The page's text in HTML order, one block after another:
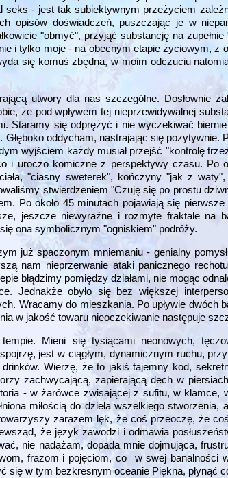
seks - jest tak subiektywnym przeżyciem
opisów doświadczeń, puszczając je w
"obmyć", przyjąć substancję na
i tylko moje - na obecnym etapie życiowym, z
się komuś zbędna, w moim odczuciu
utwory dla nas szczególne. Dosłownie
że pod wpływem tej nieprzewidywalnej
Staramy się odprężyć i nie wyczekiwać
oddycham, nastrajając się pozytywnie.
wyjściem każdy musiał przejść "kontrolę
i uroczo komiczne z perspektywy czasu. Po
"ciasny sweterek", kończyny "jak z waty",
stwierdzeniem "Czuję się po prostu
Po około 45 minutach pojawiają się
jeszcze niewyraźne i rozmyte fraktale na
ona symbolicznym "ogniskiem" podróży.
już spaczonym mniemaniu - genialny
nam nieprzerwanie ataki panicznego
błądzimy pomiędzy działami, nie mogąc
Jednakże obyło się bez większej
Wracamy do mieszkania. Po upływie dwóch
w jakość towaru nieoczekiwanie następuje
Mieni się tysiącami neonowych,
jest w ciągłym, dynamicznym ruchu,
Wierzę, że to jakiś tajemny kod,
zachwycającą, zapierającą dech w
- w żarówce zwisającej z sufitu, w
miłością do dzieła wszelkiego stworzenia,
zarazem lęk, że coś przeoczę, że
że język zawodzi i odmawia
nie nadążam, dopada mnie dojmująca,
frazom i pojęciom, co w swej banalności
w tym bezkresnym oceanie Piękna, płynąć